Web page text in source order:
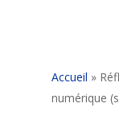
Accueil »
numérique